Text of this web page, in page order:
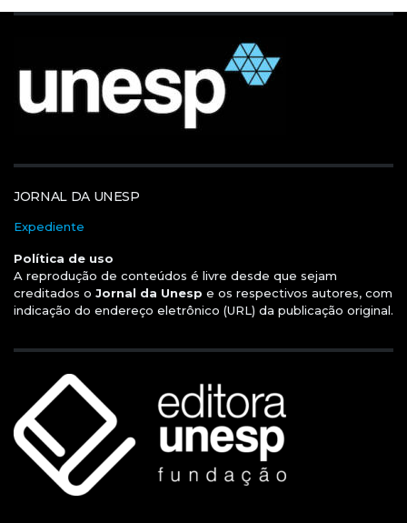
JORNAL DA UNESP
Expediente
Política de uso
A reprodução de conteúdos é livre desde que sejam
creditados o Jornal da Unesp e os respectivos autores, com
indicação do endereço eletrônico (URL) da publicação original.